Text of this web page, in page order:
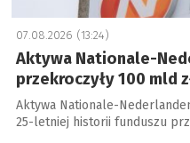
07.08.2026 (13:24)
Aktywa Nationale-
przekroczyły 100 mld
Aktywa Nationale-
25-letniej historii funduszu